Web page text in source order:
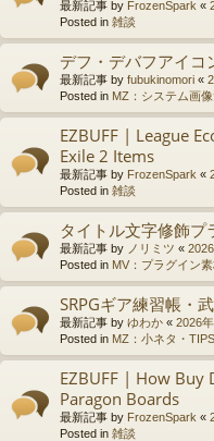
最新記事 by FrozenSpark «
Posted in 雑談
デフ・デバフアイコ
最新記事 by fubukinomori «
Posted in MZ：システム画
EZBUFF | League
Exile 2 Items
最新記事 by FrozenSpark «
Posted in 雑談
タイトル文字修飾プ
最新記事 by ノリミツ «
Posted in MV：プラグイン
SRPGギア練習帳・
最新記事 by ゆわか « 2026
Posted in MZ：小ネタ・
EZBUFF | How Buy
Paragon Boards
最新記事 by FrozenSpark «
Posted in 雑談